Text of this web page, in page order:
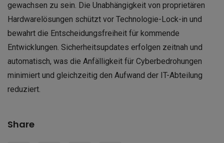
gewachsen zu sein. Die Unabhängigkeit von proprietären
Hardwarelösungen schützt vor Technologie-Lock-in und
bewahrt die Entscheidungsfreiheit für kommende
Entwicklungen. Sicherheitsupdates erfolgen zeitnah und
automatisch, was die Anfälligkeit für Cyberbedrohungen
minimiert und gleichzeitig den Aufwand der IT-Abteilung
reduziert.
Share